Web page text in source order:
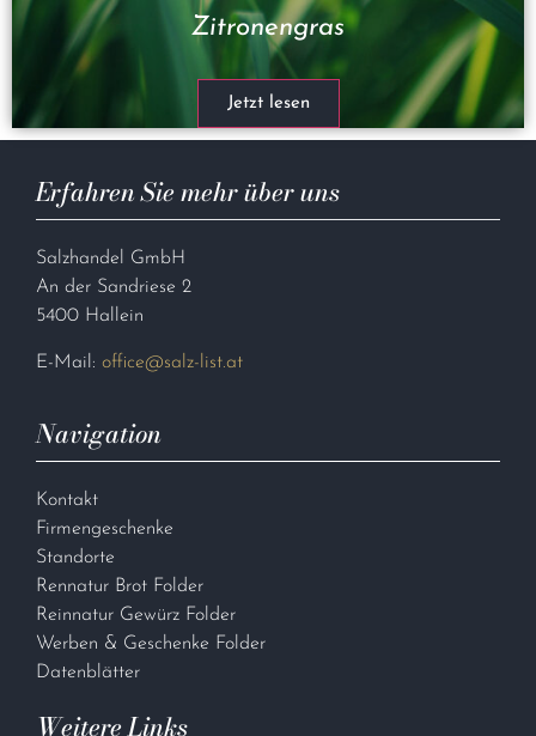
Zitronengras
Jetzt lesen
Erfahren Sie mehr über uns
Salzhandel GmbH
An der Sandriese 2
5400 Hallein
E-Mail: office@salz-list.at
Navigation
Kontakt
Firmengeschenke
Standorte
Rennatur Brot Folder
Reinnatur Gewürz Folder
Werben & Geschenke Folder
Datenblätter
Weitere Links